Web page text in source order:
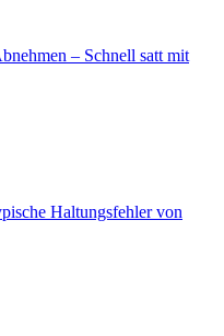
– Schnell satt mit
Haltungsfehler von